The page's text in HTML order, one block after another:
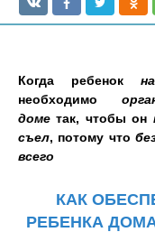
Когда ребенок
необходимо
дометак, чтобы он
съел, потому что
всего
КАК
РЕБЕНКА